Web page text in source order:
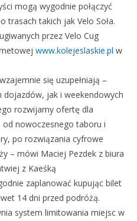
mogą wygodnie połączyć
trasach takich jak Velo Soła.
przez Velo Cug
www.kolejeslaskie.pl w
się uzupełniają –
dojazdów, jak i weekendowych
rozwijamy ofertę dla
nowoczesnego taboru i
po rozwiązania cyfrowe
– mówi Maciej Pezdek z biura
z Kaeśką
zaplanować kupując bilet
14 dni przed podróżą.
system limitowania miejsc w